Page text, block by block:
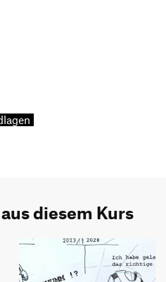
diesem Kurs